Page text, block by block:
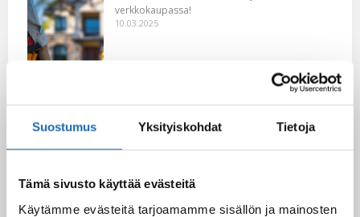
Suostumus Yksityiskohdat Tietoja
Tämä sivusto käyttää evästeitä
Käytämme evästeitä tarjoamamme sisällön ja mainosten
verkkokaupassa!
10.03.2025
Black Friday & cyber Monday 2024!
29.11.2024